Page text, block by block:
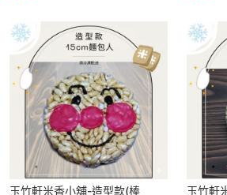
玉竹軒米香小舖-造型款(棒 玉竹軒